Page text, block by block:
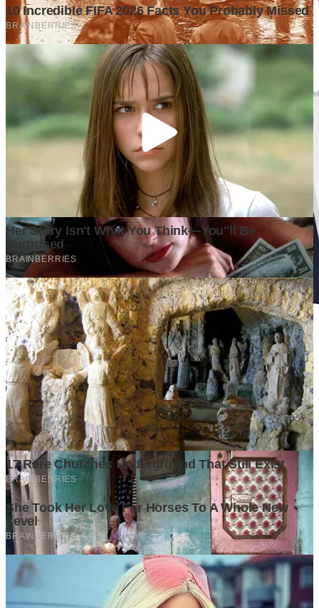
Ditulis olehKontributor
Penyuka detail yang percaya bahwa setiap tulisan punya nyawa.
Bertugas merangkai ide menjadi cerita yang mengalir, memastikan
setiap titik dan koma berada di tempat yang tepat untuk kenyamanan
membacamu